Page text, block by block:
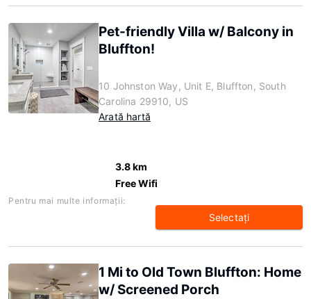
Pet-friendly Villa w/ Balcony in
Bluffton!
10 Johnston Way, Unit E, Bluffton, South
Carolina 29910, US
Arată hartă
3.8 km
Free Wifi
Pentru mai multe informaţii:
Selectaţi
1 Mi to Old Town Bluffton: Home
w/ Screened Porch